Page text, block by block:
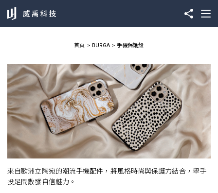
首頁 BURGA 手機保護殼
來自歐洲立陶宛的潮流手機配件，將風格時尚與保護力結合，舉手
投足間散發自信魅力。